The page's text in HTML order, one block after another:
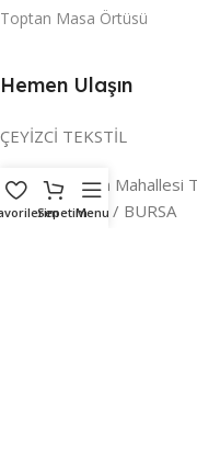
Toptan Masa Örtüsü
Hemen Ulaşın
ÇEYİZCİ TEKSTİL
Adres:Reyhan Mahallesi
/ a Osmangazi / BURSA
SepetimMenu